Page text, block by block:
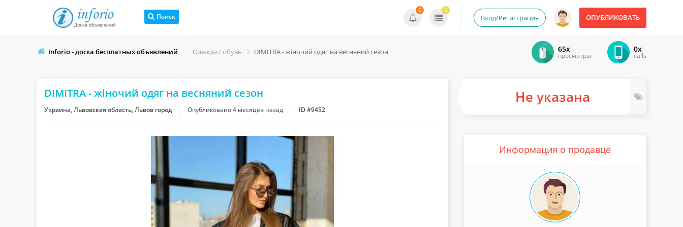
Поиск ОПУБЛИКОВАТЬ
Вход/Регистрация
0 0
Inforio - доска бесплатных объявлений Одежда / обувь DIMITRA - жіночий одяг на весняний сезон 0x
calls
65x
просмотры
DIMITRA - жіночий одяг на весняний сезон
Украина, Львовская область, Львов город Опубликовано4 месяцев назад ID #9452
Не указана
Информация о продавце